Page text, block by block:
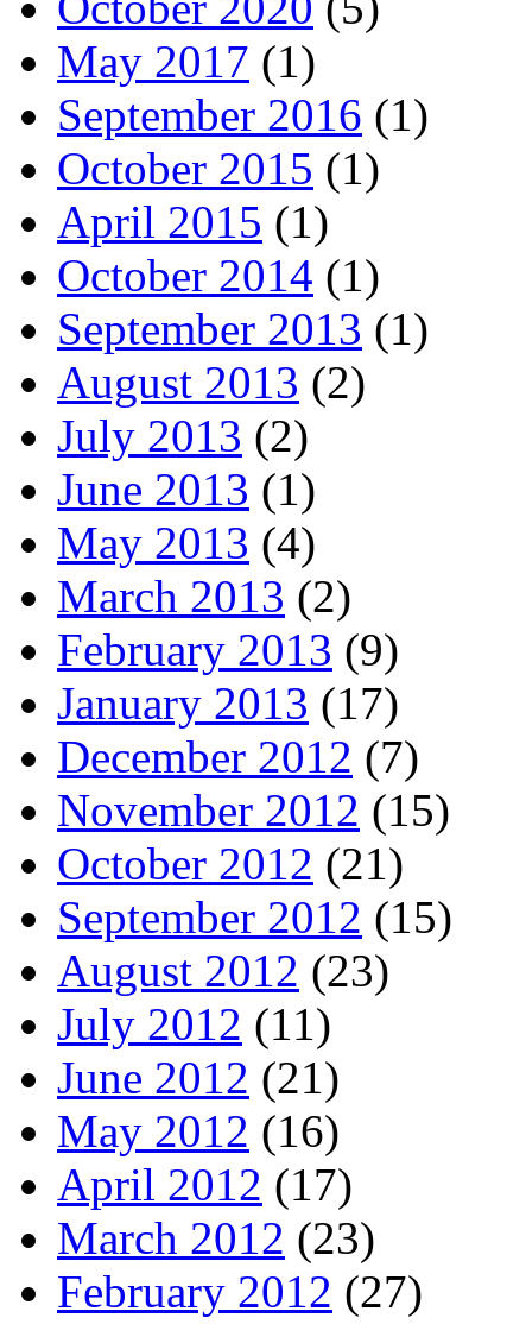
May 2017 (1)
September 2016 (1)
October 2015 (1)
April 2015 (1)
October 2014 (1)
September 2013 (1)
August 2013 (2)
July 2013 (2)
June 2013 (1)
May 2013 (4)
March 2013 (2)
February 2013 (9)
January 2013 (17)
December 2012 (7)
November 2012 (15)
October 2012 (21)
September 2012 (15)
August 2012 (23)
July 2012 (11)
June 2012 (21)
May 2012 (16)
April 2012 (17)
March 2012 (23)
February 2012 (27)